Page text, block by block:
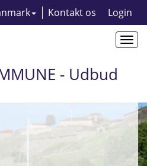
Kontakt os Login
- Udbud